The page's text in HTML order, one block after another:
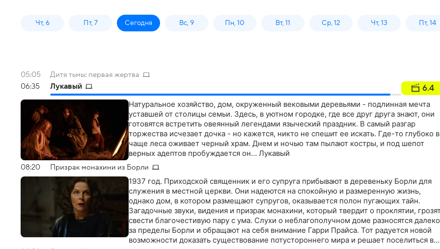
Чт, 6 Пт, 7 Сегодня Вс, 9 Пн, 10 Вт, 11 Ср, 12 Чт, 13 Пт, 14
05:05
Дитя тьмы: первая жертва
06:35
Лукавый 6.4
Натуральное хозяйство, дом, окруженный вековыми деревьями - подлинная мечта
уставшей от столицы семьи. Здесь, в уютном городке, где все друг друга знают, они
готовятся встретить овеянный легендами языческий праздник. В самый разгар
торжества исчезает дочка - но кажется, никто не спешит ее искать. Где-то глубоко в
чаще леса оживает черный храм. Днем и ночью там пылают костры, и под шепот
верных адептов пробуждается он… Лукавый
08:20 Призрак монахини из Борли
1937 год. Приходской священник и его супруга прибывают в деревеньку Борли для
служения в местной церкви. Они надеются на спокойную и размеренную жизнь,
однако дом, в котором размещают супругов, оказывается полон пугающих тайн.
Загадочные звуки, видения и призрак монахини, который твердит о проклятии,
свести благочестивую пару с ума. Слухи о неблагополучном доме разносятся далеко
за пределы Борли и обращают на себя внимание Гарри Прайса. Тот радуется новой
возможности доказать существование потустороннего мира и решает поселиться в